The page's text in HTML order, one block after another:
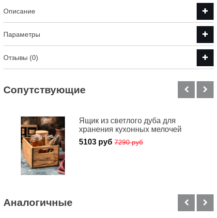
Описание
Параметры
Отзывы (0)
Cопутствующие
Ящик из светлого дуба для
хранения кухонных мелочей
5103 руб7290 руб
Аналогичные